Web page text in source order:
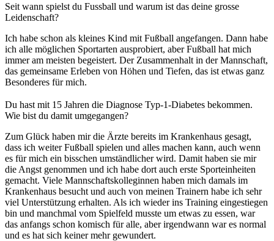
Seit wann spielst du Fussball und warum ist das deine grosse
Leidenschaft?
Ich habe schon als kleines Kind mit Fußball angefangen. Dann habe
ich alle möglichen Sportarten ausprobiert, aber Fußball hat mich
immer am meisten begeistert. Der Zusammenhalt in der Mannschaft,
das gemeinsame Erleben von Höhen und Tiefen, das ist etwas ganz
Besonderes für mich.
Du hast mit 15 Jahren die Diagnose Typ-1-Diabetes bekommen.
Wie bist du damit umgegangen?
Zum Glück haben mir die Ärzte bereits im Krankenhaus gesagt,
dass ich weiter Fußball spielen und alles machen kann, auch wenn
es für mich ein bisschen umständlicher wird. Damit haben sie mir
die Angst genommen und ich habe dort auch erste Sporteinheiten
gemacht. Viele Mannschaftskolleginnen haben mich damals im
Krankenhaus besucht und auch von meinen Trainern habe ich sehr
viel Unterstützung erhalten. Als ich wieder ins Training eingestiegen
bin und manchmal vom Spielfeld musste um etwas zu essen, war
das anfangs schon komisch für alle, aber irgendwann war es normal
und es hat sich keiner mehr gewundert.